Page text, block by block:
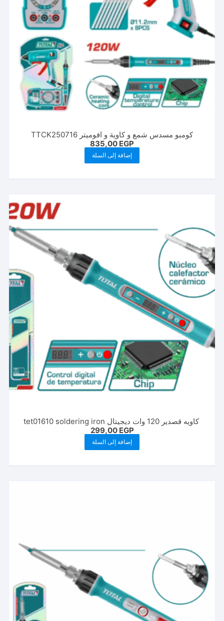
كومبو مسدس شمع و كاوية و افوميتر TTCK250716
835,00 EGP
إضافة إلى السلة
كاويه قصدير 120 وات ديجيتال tet01610 soldering iron
299,00 EGP
إضافة إلى السلة